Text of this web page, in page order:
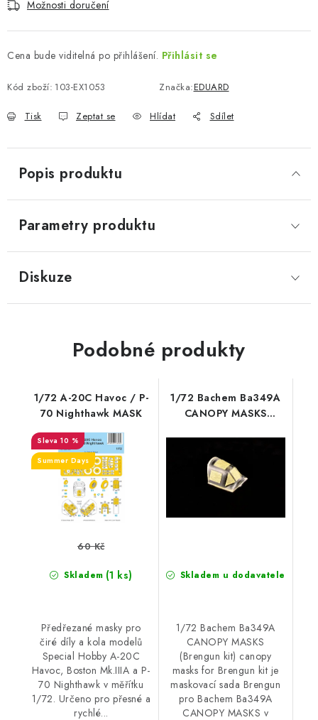
Možnosti doručení
Cena bude viditelná po přihlášení. Přihlásit se
Kód zboží: 103-EX1053 Značka:EDUARD
Tisk Zeptat se Hlídat Sdílet
Popis produktu
Parametry produktu
Diskuze
Podobné produkty
1/72 A-20C Havoc / P-
70 Nighthawk MASK
10 %
Summer Days
Skladem (1 ks)
60 Kč
Předřezané masky pro
čiré díly a kola modelů
Special Hobby A-20C
Havoc, Boston Mk.IIIA a P-
70 Nighthawk v měřítku
1/72. Určeno pro přesné a
rychlé...
1/72 Bachem Ba349A
CANOPY MASKS
Skladem u dodavatele
1/72 Bachem Ba349A
CANOPY MASKS
(Brengun kit) canopy
masks for Brengun kit je
maskovací sada Brengun
pro Bachem Ba349A
CANOPY MASKS v